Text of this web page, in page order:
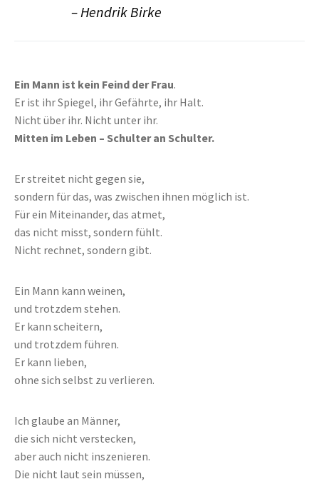
– Hendrik Birke
Ein Mann ist kein Feind der Frau.
Er ist ihr Spiegel, ihr Gefährte, ihr Halt.
Nicht über ihr. Nicht unter ihr.
Mitten im Leben – Schulter an Schulter.
Er streitet nicht gegen sie,
sondern für das, was zwischen ihnen möglich ist.
Für ein Miteinander, das atmet,
das nicht misst, sondern fühlt.
Nicht rechnet, sondern gibt.
Ein Mann kann weinen,
und trotzdem stehen.
Er kann scheitern,
und trotzdem führen.
Er kann lieben,
ohne sich selbst zu verlieren.
Ich glaube an Männer,
die sich nicht verstecken,
aber auch nicht inszenieren.
Die nicht laut sein müssen,